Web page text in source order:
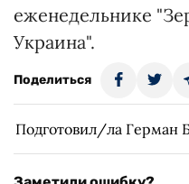
еженедельнике
Украина".
Поделиться
Подготовил/ла Герман